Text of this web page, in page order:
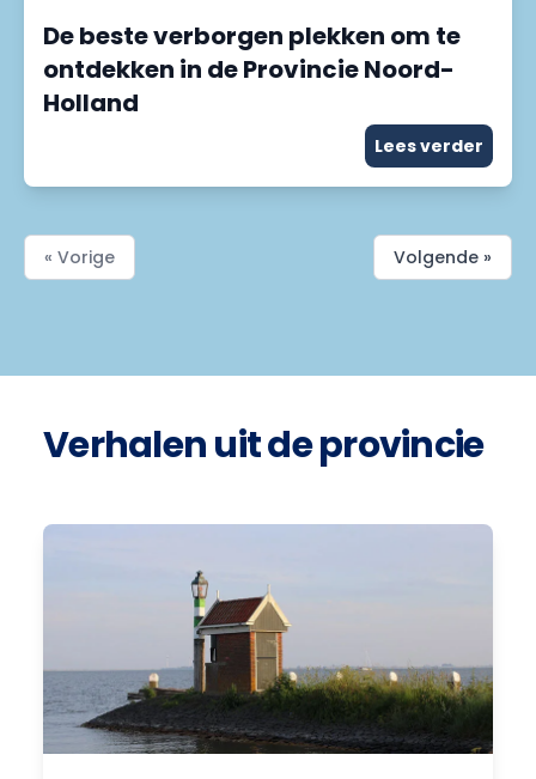
De beste verborgen plekken om te
ontdekken in de Provincie Noord-
Holland
Lees verder
« Vorige Volgende »
Verhalen uit de provincie